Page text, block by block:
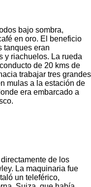
bajo sombra,
en oro. El beneficio
tanques eran
y riachuelos. La rueda
de 20 kms de
trabajar tres grandes
mulas a la estación de
era embarcado a
de los
La maquinaria fue
un teleférico,